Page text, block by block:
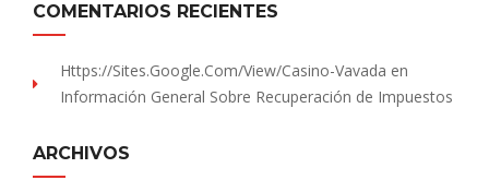
COMENTARIOS RECIENTES
Https://sites.Google.com/view/Casino-Vavada en
Información General Sobre Recuperación de Impuestos
ARCHIVOS